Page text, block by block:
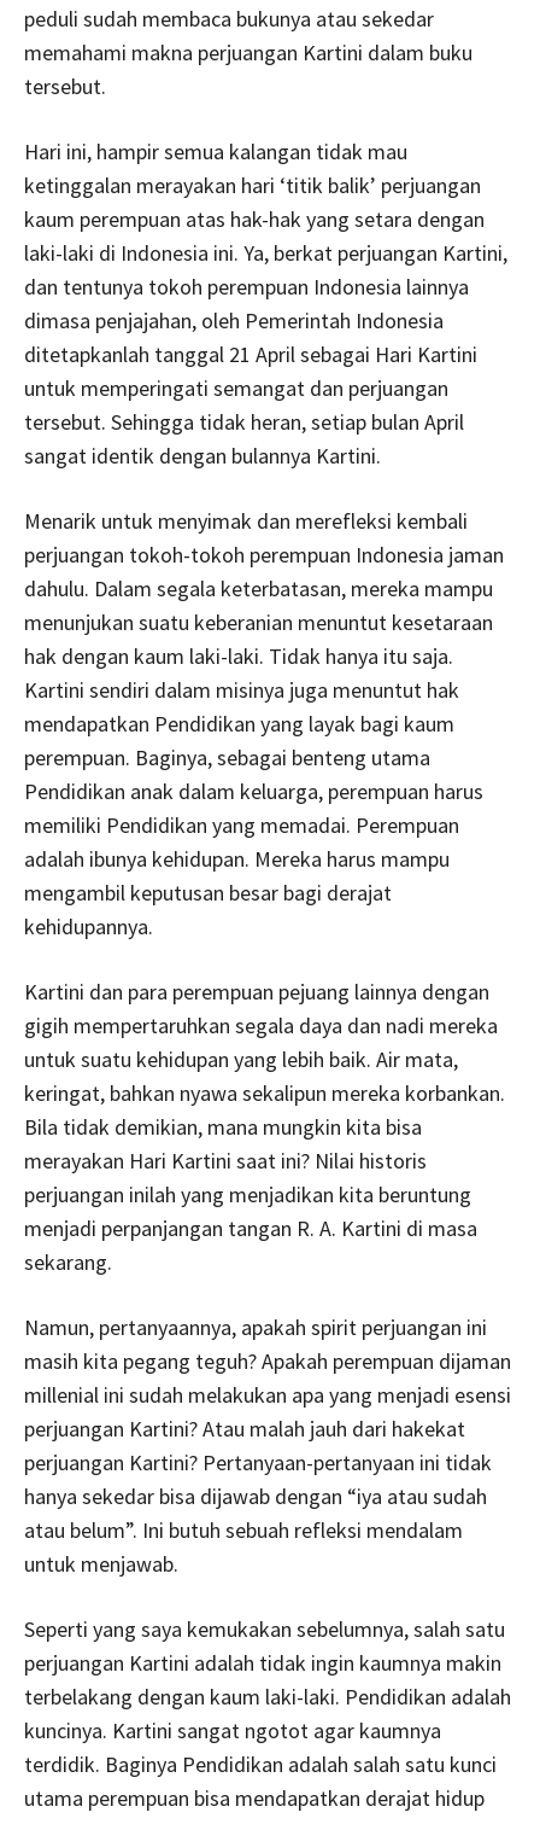
peduli sudah membaca bukunya atau sekedar
memahami makna perjuangan Kartini dalam buku
tersebut.
Hari ini, hampir semua kalangan tidak mau
ketinggalan merayakan hari ‘titik balik’ perjuangan
kaum perempuan atas hak-hak yang setara dengan
laki-laki di Indonesia ini. Ya, berkat perjuangan Kartini,
dan tentunya tokoh perempuan Indonesia lainnya
dimasa penjajahan, oleh Pemerintah Indonesia
ditetapkanlah tanggal 21 April sebagai Hari Kartini
untuk memperingati semangat dan perjuangan
tersebut. Sehingga tidak heran, setiap bulan April
sangat identik dengan bulannya Kartini.
Menarik untuk menyimak dan merefleksi kembali
perjuangan tokoh-tokoh perempuan Indonesia jaman
dahulu. Dalam segala keterbatasan, mereka mampu
menunjukan suatu keberanian menuntut kesetaraan
hak dengan kaum laki-laki. Tidak hanya itu saja.
Kartini sendiri dalam misinya juga menuntut hak
mendapatkan Pendidikan yang layak bagi kaum
perempuan. Baginya, sebagai benteng utama
Pendidikan anak dalam keluarga, perempuan harus
memiliki Pendidikan yang memadai. Perempuan
adalah ibunya kehidupan. Mereka harus mampu
mengambil keputusan besar bagi derajat
kehidupannya.
Kartini dan para perempuan pejuang lainnya dengan
gigih mempertaruhkan segala daya dan nadi mereka
untuk suatu kehidupan yang lebih baik. Air mata,
keringat, bahkan nyawa sekalipun mereka korbankan.
Bila tidak demikian, mana mungkin kita bisa
merayakan Hari Kartini saat ini? Nilai historis
perjuangan inilah yang menjadikan kita beruntung
menjadi perpanjangan tangan R. A. Kartini di masa
sekarang.
Namun, pertanyaannya, apakah spirit perjuangan ini
masih kita pegang teguh? Apakah perempuan dijaman
millenial ini sudah melakukan apa yang menjadi esensi
perjuangan Kartini? Atau malah jauh dari hakekat
perjuangan Kartini? Pertanyaan-pertanyaan ini tidak
hanya sekedar bisa dijawab dengan “iya atau sudah
atau belum”. Ini butuh sebuah refleksi mendalam
untuk menjawab.
Seperti yang saya kemukakan sebelumnya, salah satu
perjuangan Kartini adalah tidak ingin kaumnya makin
terbelakang dengan kaum laki-laki. Pendidikan adalah
kuncinya. Kartini sangat ngotot agar kaumnya
terdidik. Baginya Pendidikan adalah salah satu kunci
utama perempuan bisa mendapatkan derajat hidup